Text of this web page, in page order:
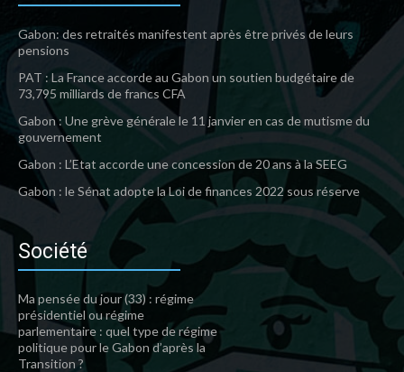
Gabon: des retraités manifestent après être privés de leurs
pensions
PAT : La France accorde au Gabon un soutien budgétaire de
73,795 milliards de francs CFA
Gabon : Une grève générale le 11 janvier en cas de mutisme du
gouvernement
Gabon : L’Etat accorde une concession de 20 ans à la SEEG
Gabon : le Sénat adopte la Loi de finances 2022 sous réserve
Société
Ma pensée du jour (33) : régime
présidentiel ou régime
parlementaire : quel type de régime
politique pour le Gabon d’après la
Transition ?